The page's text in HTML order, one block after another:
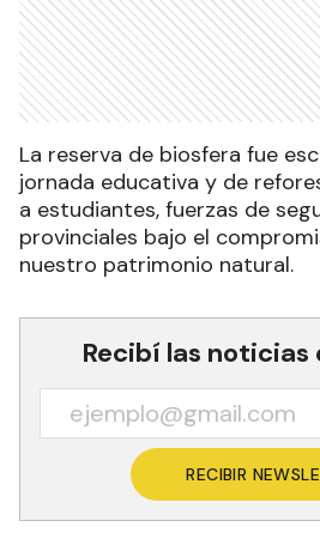
La reserva de biosfera fue
jornada educativa y de
a estudiantes, fuerzas de
provinciales bajo el
nuestro patrimonio natural.
Recibí las noticias
RECIBIR